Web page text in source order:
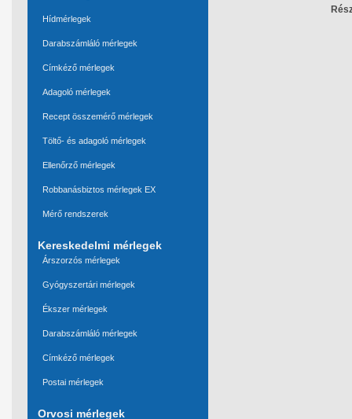
Hídmérlegek
Darabszámláló mérlegek
Címkéző mérlegek
Adagoló mérlegek
Recept összemérő mérlegek
Töltő- és adagoló mérlegek
Ellenőrző mérlegek
Robbanásbiztos mérlegek EX
Mérő rendszerek
Kereskedelmi mérlegek
Árszorzós mérlegek
Gyógyszertári mérlegek
Ékszer mérlegek
Darabszámláló mérlegek
Címkéző mérlegek
Postai mérlegek
Orvosi mérlegek